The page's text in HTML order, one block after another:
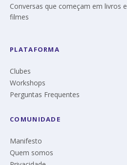
Conversas que começam em livros e
filmes
PLATAFORMA
Clubes
Workshops
Perguntas Frequentes
COMUNIDADE
Manifesto
Quem somos